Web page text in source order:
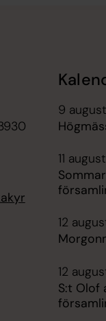
9
11
12
12
S:t Olof